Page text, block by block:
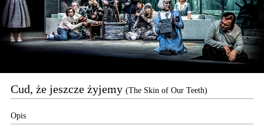
Cud, że jeszcze żyjemy (The Skin of Our Teeth)
Opis